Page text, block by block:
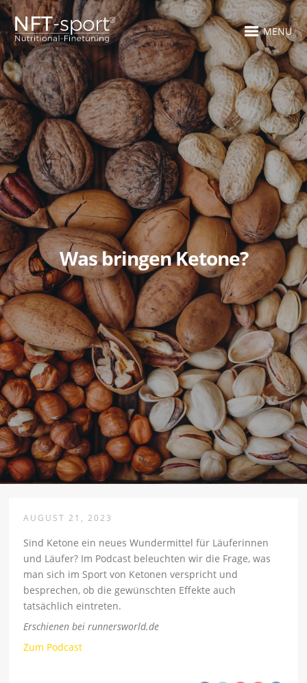
MENU
Was bringen Ketone?
AUGUST 21, 2023
Sind Ketone ein neues Wundermittel für Läuferinnen
und Läufer? Im Podcast beleuchten wir die Frage, was
man sich im Sport von Ketonen verspricht und
besprechen, ob die gewünschten Effekte auch
tatsächlich eintreten.
Erschienen bei runnersworld.de
Zum Podcast